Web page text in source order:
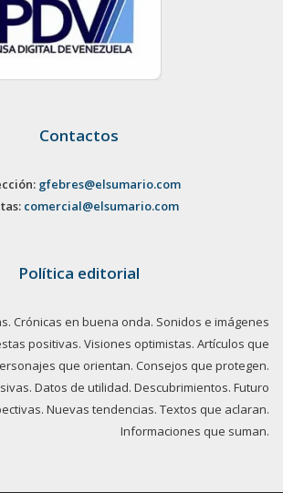
Contactos
gfebres@elsumario.com
comercial@elsumario.com
Política editorial
Crónicas en buena onda. Sonidos e imágenes
positivas. Visiones optimistas. Artículos que
que orientan. Consejos que protegen.
Datos de utilidad. Descubrimientos. Futuro
Nuevas tendencias. Textos que aclaran.
Informaciones que suman.